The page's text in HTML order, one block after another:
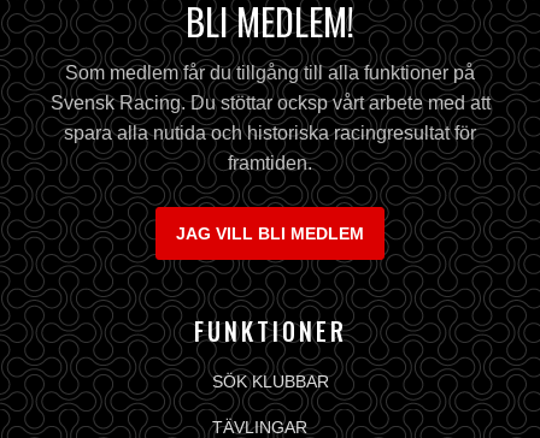
BLI MEDLEM!
Som medlem får du tillgång till alla funktioner på
Svensk Racing. Du stöttar ocksp vårt arbete med att
spara alla nutida och historiska racingresultat för
framtiden.
JAG VILL BLI MEDLEM
FUNKTIONER
SÖK KLUBBAR
TÄVLINGAR